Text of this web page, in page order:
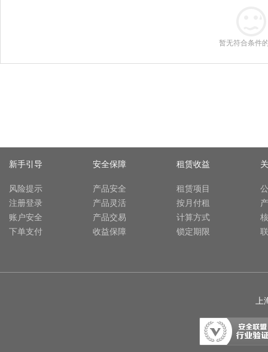
暂无符合条件
新手引导
风险提示
注册登录
账户安全
下单支付
安全保障
产品安全
产品灵活
产品交易
收益保障
租赁收益
租赁项目
按月付租
计算方式
锁定期限